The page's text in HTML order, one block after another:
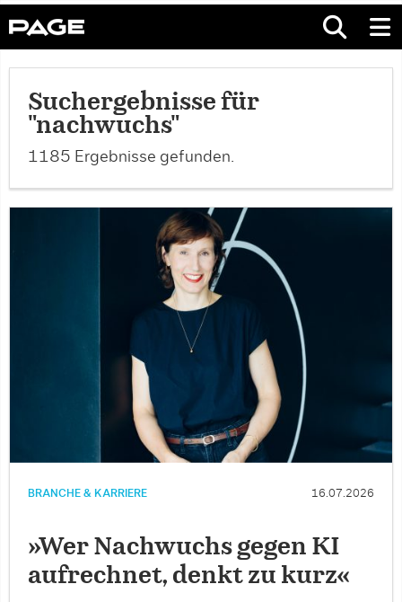
Suchergebnisse für
"nachwuchs"
1185 Ergebnisse gefunden.
BRANCHE & KARRIERE 16.07.2026
»Wer Nachwuchs gegen KI
aufrechnet, denkt zu kurz«